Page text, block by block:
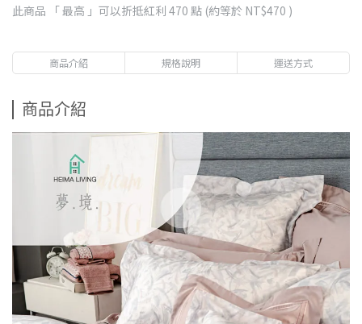
此商品 「 最高 」可以折抵紅利 470 點 (約等於 NT$470 )
商品介紹 規格說明 運送方式
商品介紹